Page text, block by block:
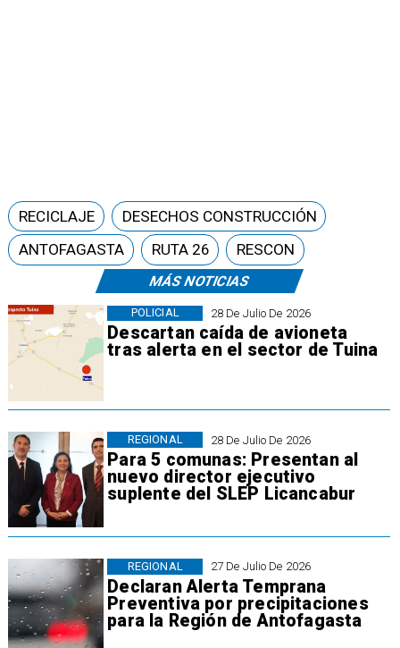
MÁS NOTICIAS
28 De Julio De 2026
Descartan caída de avioneta
tras alerta en el sector de Tuina
POLICIAL
28 De Julio De 2026
Para 5 comunas: Presentan al
nuevo director ejecutivo
suplente del SLEP Licancabur
REGIONAL
27 De Julio De 2026
Declaran Alerta Temprana
Preventiva por precipitaciones
para la Región de Antofagasta
REGIONAL
RECICLAJE
DESECHOS CONSTRUCCIÓN
ANTOFAGASTA
RUTA 26 RESCON